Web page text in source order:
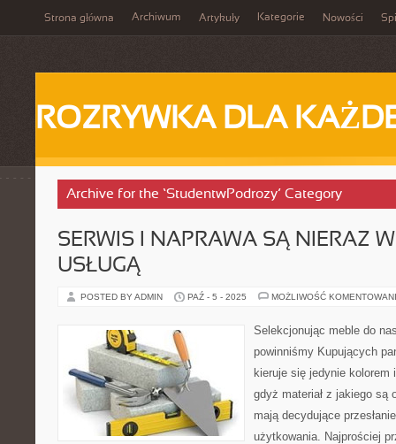
Strona główna Archiwum Artykuły Kategorie Nowości
ROZRYWKA DLA
Archive for the ‘StudentwPodrozy’ Category
SERWIS I NAPRAWA SĄ NIERAZ
USŁUGĄ
POSTED BY ADMIN PAŹ - 5 - 2025 MOŻLIWOŚĆ
Selekcjonując meble do
powinniśmy Kupujących
kieruje się jedynie kolorem
gdyż materiał z jakiego są
mają decydujące
użytkowania. Najprościej